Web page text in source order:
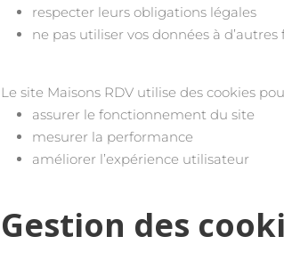
respecter leurs obligations légales
ne pas utiliser vos données à d’autres
Le site Maisons RDV utilise des cookies
assurer le fonctionnement du site
mesurer la performance
améliorer l’expérience utilisateur
Gestion des